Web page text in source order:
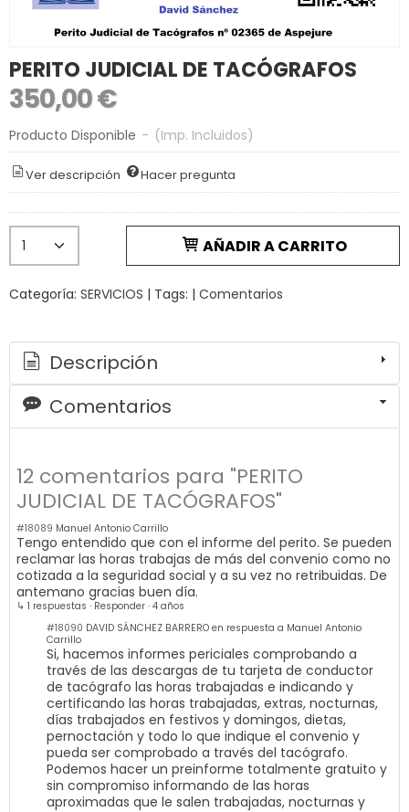
PERITO JUDICIAL DE TACÓGRAFOS
350,00 €
Producto Disponible - (Imp. Incluidos)
Ver descripción Hacer pregunta
AÑADIR A CARRITO
Categoría: SERVICIOS | Tags: | Comentarios
Descripción
Comentarios
12 comentarios para "PERITO
JUDICIAL DE TACÓGRAFOS"
#18089 Manuel Antonio Carrillo
Tengo entendido que con el informe del perito. Se pueden
reclamar las horas trabajas de más del convenio como no
cotizada a la seguridad social y a su vez no retribuidas. De
antemano gracias buen día.
↳ 1 respuestas · Responder · 4 años
#18090
Carrillo
Si, hacemos informes periciales comprobando a
través de las descargas de tu tarjeta de conductor
de tacógrafo las horas trabajadas e indicando y
certificando las horas trabajadas, extras, nocturnas,
días trabajados en festivos y domingos, dietas,
pernoctación y todo lo que indique el convenio y
pueda ser comprobado a través del tacógrafo.
Podemos hacer un preinforme totalmente gratuito y
sin compromiso informando de las horas
aproximadas que le salen trabajadas, nocturnas y